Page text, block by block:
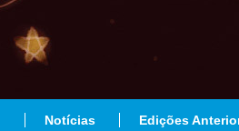
Notícias Edições